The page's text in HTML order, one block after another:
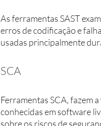
As ferramentas SAST
erros de codificação e
usadas principalmente
SCA
Ferramentas SCA, fazem
conhecidas em software
sobre os riscos de